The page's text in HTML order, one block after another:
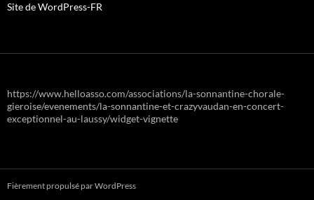
Site de WordPress-FR
https://www.helloasso.com/associations/la-sonnantine-chorale-
gieroise/evenements/la-sonnantine-et-crazyvaudan-en-concert-
exceptionnel-au-laussy/widget-vignette
Fièrement propulsé par WordPress